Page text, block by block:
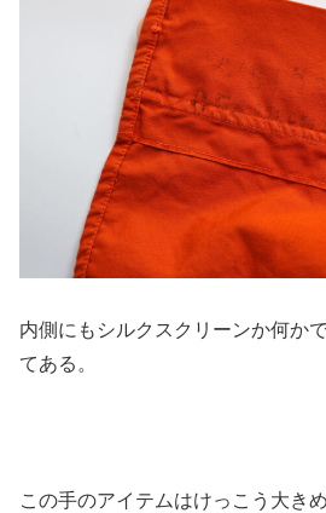
内側にもシルクスクリーンか何か
てある。
この手のアイテムはけっこう大き